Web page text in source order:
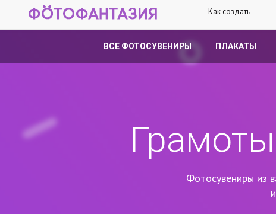
Как создать
ВСЕ ФОТОСУВЕНИРЫ ПЛАКАТЫ
Фотосувениры из